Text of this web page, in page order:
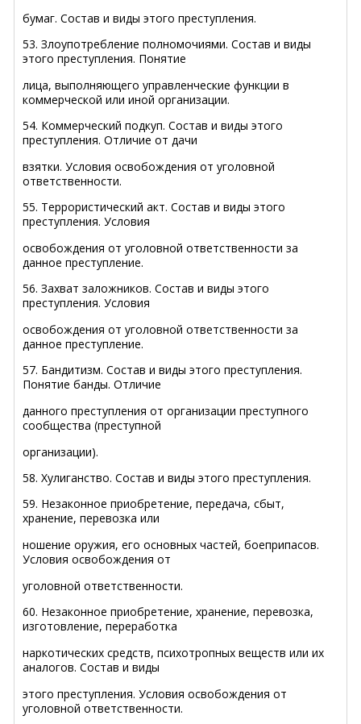
бумаг. Состав и виды этого преступления.
53. Злоупотребление полномочиями. Состав и виды
этого преступления. Понятие
лица, выполняющего управленческие функции в
коммерческой или иной организации.
54. Коммерческий подкуп. Состав и виды этого
преступления. Отличие от дачи
взятки. Условия освобождения от уголовной
ответственности.
55. Террористический акт. Состав и виды этого
преступления. Условия
освобождения от уголовной ответственности за
данное преступление.
56. Захват заложников. Состав и виды этого
преступления. Условия
освобождения от уголовной ответственности за
данное преступление.
57. Бандитизм. Состав и виды этого преступления.
Понятие банды. Отличие
данного преступления от организации преступного
сообщества (преступной
организации).
58. Хулиганство. Состав и виды этого преступления.
59. Незаконное приобретение, передача, сбыт,
хранение, перевозка или
ношение оружия, его основных частей, боеприпасов.
Условия освобождения от
уголовной ответственности.
60. Незаконное приобретение, хранение, перевозка,
изготовление, переработка
наркотических средств, психотропных веществ или их
аналогов. Состав и виды
этого преступления. Условия освобождения от
уголовной ответственности.